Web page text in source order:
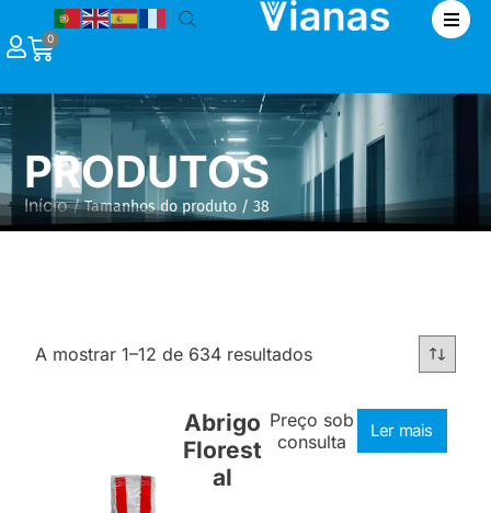
0
PRODUTOS
Início/ Tamanhos do produto / 38
A mostrar 1–12 de 634 resultados
Abrigo
Florest
al
Preço sob
consulta
Ler mais